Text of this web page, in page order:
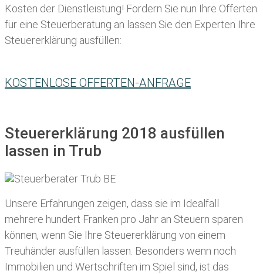
Kosten der Dienstleistung! Fordern Sie nun Ihre Offerten
für eine Steuerberatung an lassen Sie den Experten Ihre
Steuererklärung ausfüllen:
KOSTENLOSE OFFERTEN-ANFRAGE
Steuererklärung 2018 ausfüllen
lassen in Trub
Unsere Erfahrungen zeigen, dass sie im Idealfall
mehrere hundert Franken pro Jahr an Steuern sparen
können, wenn Sie Ihre Steuererklärung von einem
Treuhänder ausfüllen lassen . Besonders wenn noch
Immobilien und Wertschriften im Spiel sind, ist das